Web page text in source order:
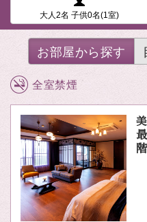
大人2名 子供0名(1室)
お部屋から探す
全室禁煙